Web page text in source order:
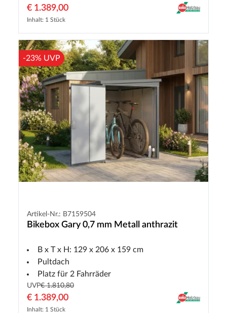
€ 1.389,00
Inhalt: 1 Stück
-23% UVP
Artikel-Nr.: B7159504
Bikebox Gary 0,7 mm Metall anthrazit
B x T x H: 129 x 206 x 159 cm
Pultdach
Platz für 2 Fahrräder
UVP€ 1.810,80
€ 1.389,00
Inhalt: 1 Stück